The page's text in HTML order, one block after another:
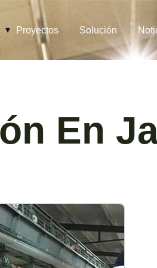
Proyectos Solución
En